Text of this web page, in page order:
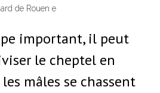
de Rouen e
important, il peut
le cheptel en
mâles se chassent